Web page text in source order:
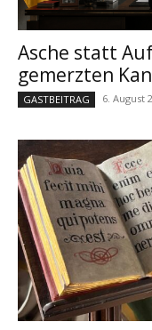
Asche statt
gemerzten
GASTBEITRAG 6. August